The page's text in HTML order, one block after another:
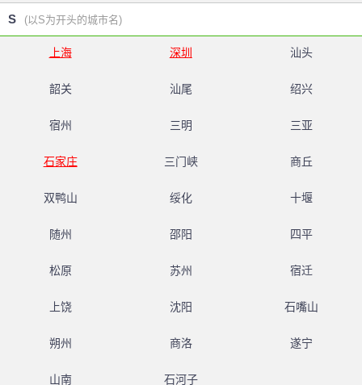
S (以S为开头的城市名)
上海 深圳 汕头
韶关 汕尾 绍兴
宿州 三明 三亚
石家庄 三门峡 商丘
双鸭山 绥化 十堰
随州 邵阳 四平
松原 苏州 宿迁
上饶 沈阳 石嘴山
朔州 商洛 遂宁
山南 石河子